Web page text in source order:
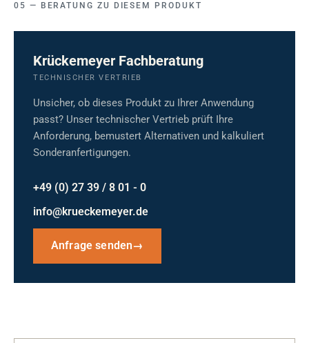
BERATUNG ZU DIESEM PRODUKT
Krückemeyer Fachberatung
TECHNISCHER VERTRIEB
Unsicher, ob dieses Produkt zu Ihrer Anwendung
passt? Unser technischer Vertrieb prüft Ihre
Anforderung, bemustert Alternativen und kalkuliert
Sonderanfertigungen.
+49 (0) 27 39 / 8 01 - 0
info@krueckemeyer.de
Anfrage senden→